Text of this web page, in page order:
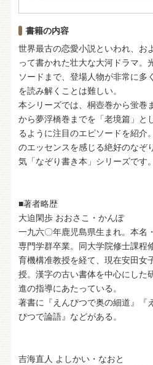
書籍の内容
世界最古の恋愛小説といわれ、お
って書かれた壮大な大河ドラマ。
ソードまで、登場人物が非常に多
を読み解くことは難しい。
本シリーズでは、桐壺巻から蛍巻
から夢浮橋巻までを「老境篇」と
るように注目のエピソードを紹介
のエッセンスを感じる絶好のなぞ
気「なぞり書き本」シリーズです。
■著者略歴
大迫閑歩 おおさこ・かんぽ
一九六〇年鹿児島県生まれ。本名
専門学群卒業。同大学院修士課程
育機構准教授を経て、現在安田女
授。漢字の古い書体を中心にした
進の指導にあたっている。
著書に『えんぴつで奥の細道』『
ぴつで論語』などがある。
吉海直人 よしかい・なおと